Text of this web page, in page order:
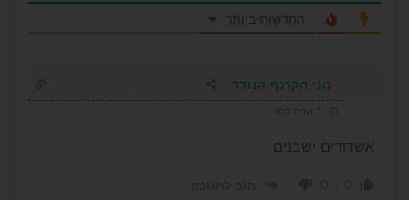
החדשות ביותר
נוני הקרנף הנודד
אשדודים ישבנים